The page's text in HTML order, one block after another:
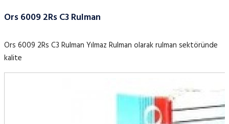
Ors 6009 2Rs C3 Rulman
Ors 6009 2Rs C3 Rulman Yılmaz Rulman olarak rulman sektöründe
kalite